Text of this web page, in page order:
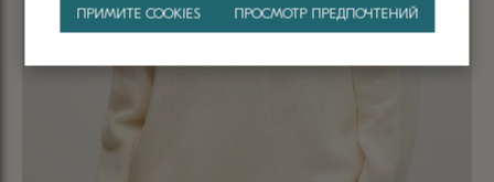
ПРИМИТЕ COOKIES ПРОСМОТР ПРЕДПОЧТЕНИЙ